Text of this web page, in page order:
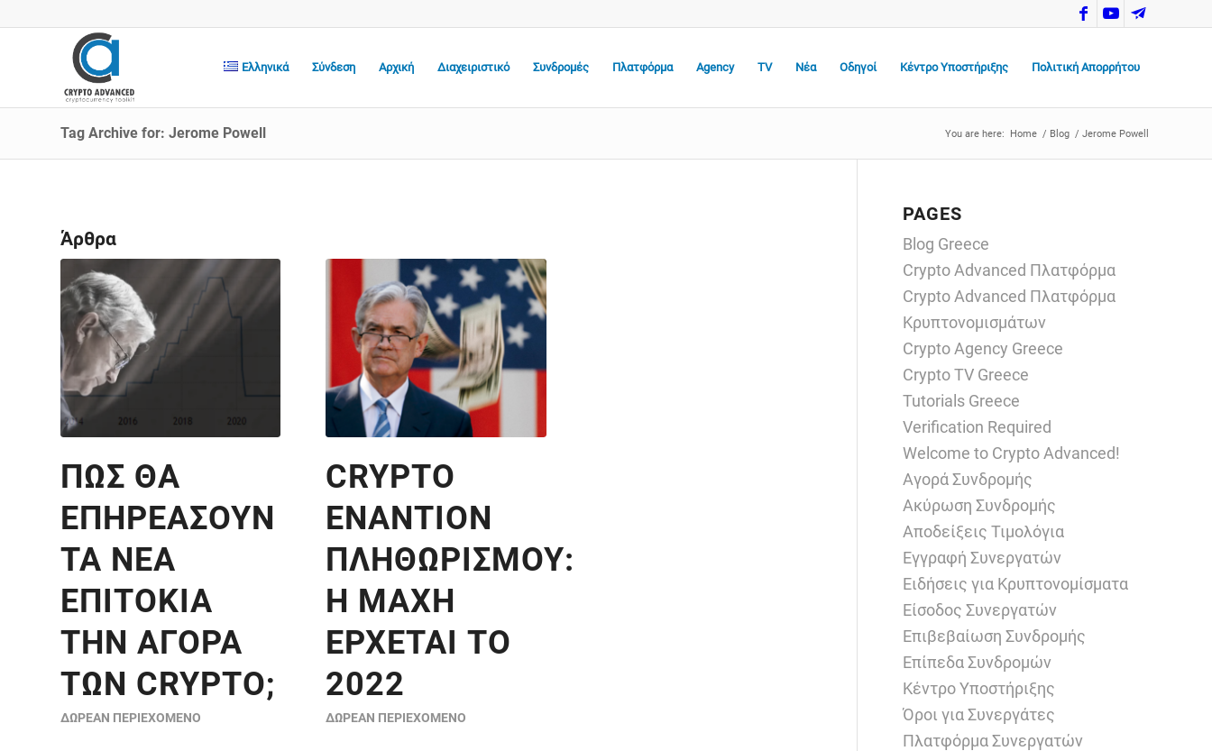
Ελληνικά Σύνδεση Αρχική Διαχειριστικό Συνδρομές Πλατφόρμα Agency TV Νέα Οδηγοί Κέντρο Υποστήριξης Πολιτική Απορρήτου
Tag Archive for: Jerome Powell You are here: Home / Blog / Jerome Powell
Άρθρα
ΠΩΣ ΘΑ
ΕΠΗΡΕΆΣΟΥΝ
ΤΑ ΝΈΑ
ΕΠΙΤΌΚΙΑ
ΤΗΝ ΑΓΟΡΆ
ΤΩΝ CRYPTO;
ΔΩΡΕΆΝ ΠΕΡΙΕΧΌΜΕΝΟ
CRYPTO
ΕΝΑΝΤΊΟΝ
ΠΛΗΘΩΡΙΣΜΟΎ:
Η ΜΆΧΗ
ΈΡΧΕΤΑΙ ΤΟ
2022
ΔΩΡΕΆΝ ΠΕΡΙΕΧΌΜΕΝΟ
PAGES
Blog Greece
Crypto Advanced Πλατφόρμα
Crypto Advanced Πλατφόρμα
Κρυπτονομισμάτων
Crypto Agency Greece
Crypto TV Greece
Tutorials Greece
Verification Required
Welcome to Crypto Advanced!
Αγορά Συνδρομής
Ακύρωση Συνδρομής
Αποδείξεις Τιμολόγια
Εγγραφή Συνεργατών
Ειδήσεις για Κρυπτονομίσματα
Είσοδος Συνεργατών
Επιβεβαίωση Συνδρομής
Επίπεδα Συνδρομών
Κέντρο Υποστήριξης
Όροι για Συνεργάτες
Πλατφόρμα Συνεργατών